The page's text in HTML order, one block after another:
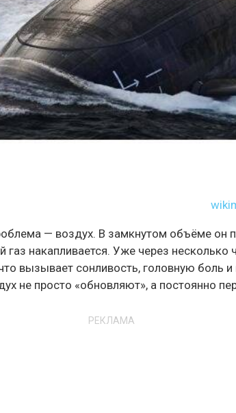
— воздух. В замкнутом объёме он
газ накапливается. Уже через
вызывает сонливость, головную боль
не просто «обновляют», а постоянно
РЕКЛАМА